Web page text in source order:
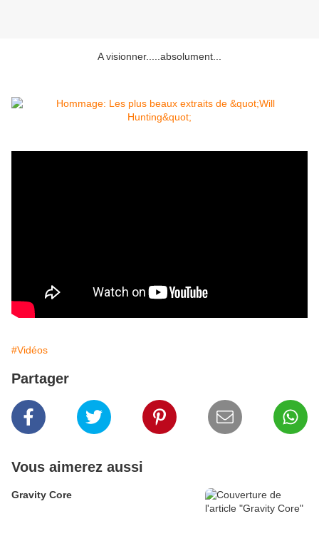
A visionner.....absolument...
#Vidéos
Partager
Vous aimerez aussi
Gravity Core